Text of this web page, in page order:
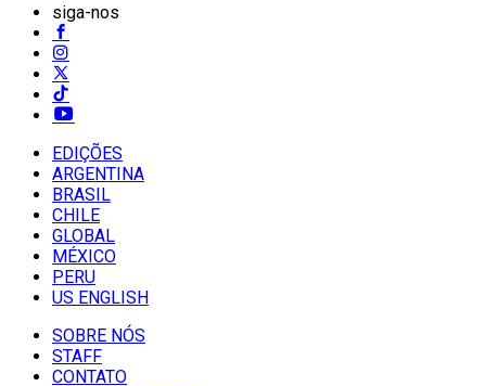
siga-nos
EDIÇÕES
ARGENTINA
BRASIL
CHILE
GLOBAL
MÉXICO
PERU
US ENGLISH
SOBRE NÓS
STAFF
CONTATO